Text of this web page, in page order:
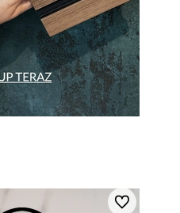
Do ulubionych